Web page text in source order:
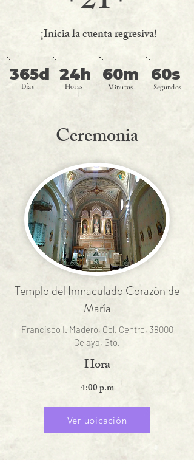
¡Inicia la cuenta regresiva!
365d 24h 60m 60s
Días Horas Minutos Segundos
Ceremonia
Templo del Inmaculado Corazón de
María
Francisco I. Madero, Col. Centro, 38000
Celaya, Gto.
Hora
4:00 p.m
Ver ubicación